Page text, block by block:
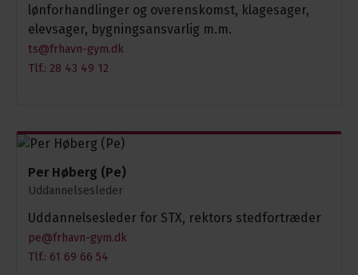
lønforhandlinger og overenskomst, klagesager,
elevsager, bygningsansvarlig m.m.
ts@frhavn-gym.dk
Tlf.: 28 43 49 12
Per Høberg (Pe)
Uddannelsesleder
Uddannelsesleder for STX, rektors stedfortræder
pe@frhavn-gym.dk
Tlf.: 61 69 66 54